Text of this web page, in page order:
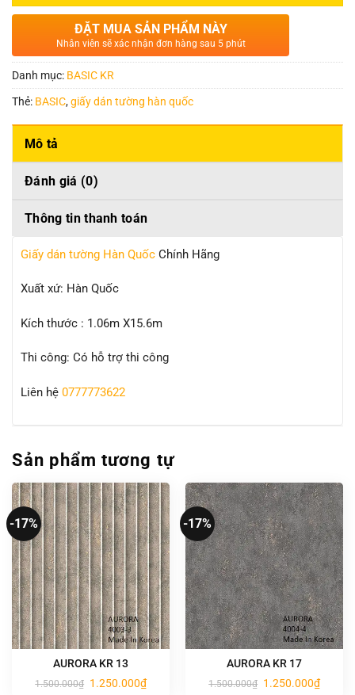
ĐẶT MUA SẢN PHẨM NÀY
Nhân viên sẽ xác nhận đơn hàng sau 5 phút
Danh mục: BASIC KR
Thẻ: BASIC,giấy dán tường hàn quốc
Mô tả
Đánh giá (0)
Thông tin thanh toán
Giấy dán tường Hàn Quốc Chính Hãng
Xuất xứ: Hàn Quốc
Kích thước : 1.06m X15.6m
Thi công: Có hỗ trợ thi công
Liên hệ 0777773622
Sản phẩm tương tự
-17%
AURORA KR 13
1.500.000₫ Giá
1.250.000₫Giá
hiện
-17%
AURORA KR 17
1.500.000₫ Giá
1.250.000₫Giá
hiện